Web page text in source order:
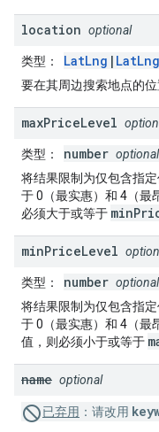
location optional
类型 ： LatLng |
要在其周边搜索地点的位
maxPriceLevel
类型 ： number optional
将结果限制为仅包含指
于 0（最实惠）和 4（最
必须大于或等于
minPriceLevel
类型 ： number optional
将结果限制为仅包含指
于 0（最实惠）和 4（最
值，则必须小于或等于
name optional
已弃用 ： 请改用